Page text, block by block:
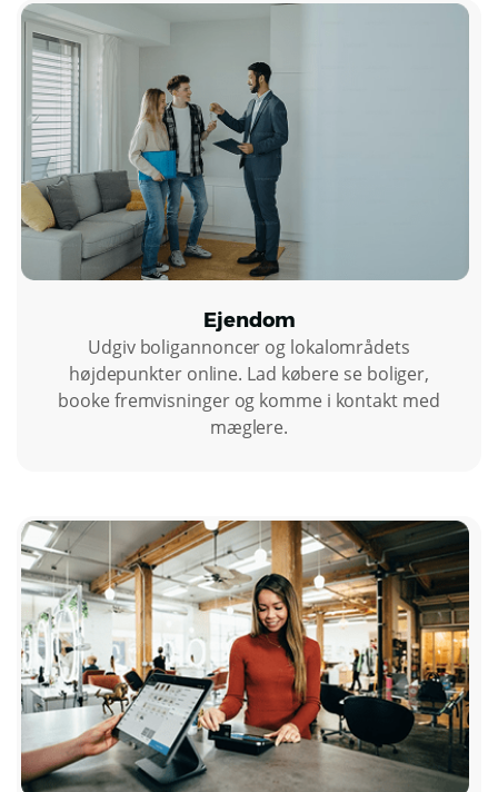
Ejendom
Udgiv boligannoncer og lokalområdets
højdepunkter online. Lad købere se boliger,
booke fremvisninger og komme i kontakt med
mæglere.